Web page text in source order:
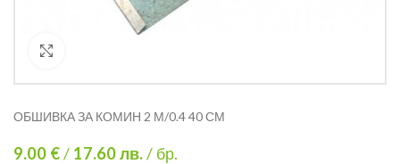
ОБШИВКА ЗА КОМИН 2 М/0.4 40 СМ
9.00 €/ 17.60лв./ бр.